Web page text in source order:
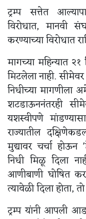
ट्रम्प सत्तेत
विरोधात, मानवी
करण्याच्या विरोधात
मागच्या महिन्यात
मिटलेला नाही.
निधीच्या मागणीला
शटडाऊननंतरही
यशस्वीपणे
राज्यातील
मुद्यावर चर्चा होऊन
निधी मिळू दिला
आणीबाणी घोषित
त्यावेळी दिला होता,
ट्रम्प यांनी आपली